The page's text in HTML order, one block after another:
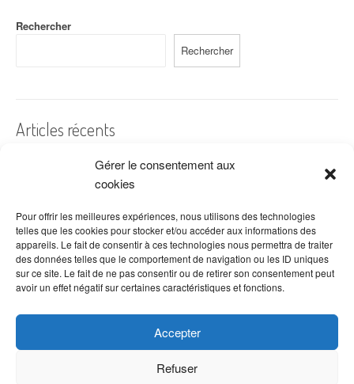
Gérer le consentement aux
cookies
Pour offrir les meilleures expériences, nous utilisons des technologies
telles que les cookies pour stocker et/ou accéder aux informations des
appareils. Le fait de consentir à ces technologies nous permettra de traiter
des données telles que le comportement de navigation ou les ID uniques
sur ce site. Le fait de ne pas consentir ou de retirer son consentement peut
avoir un effet négatif sur certaines caractéristiques et fonctions.
Accepter
Refuser
Rechercher
Rechercher
Articles récents
A quelles dates de l’année offre-t-on des fleurs ?
Les fleurs préférées des Français
Combien de fois arroser un cactus ?
Quelles fleurs offrir pour la fête des mères ?
Idées de décoration avec fleurs séchées